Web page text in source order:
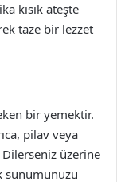
kısık ateşte
taze bir lezzet
bir yemektir.
pilav veya
üzerine
sunumunuzu